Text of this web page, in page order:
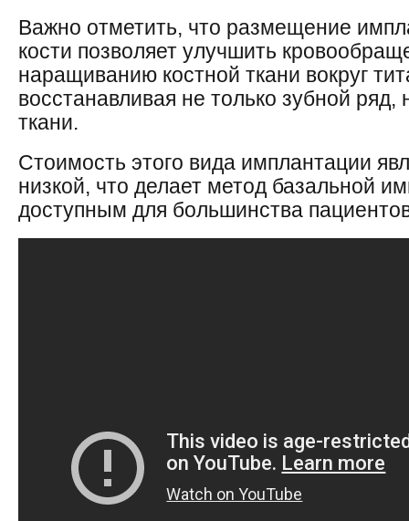
Важно отметить, что размещение
кости позволяет улучшить
наращиванию костной ткани вокруг
восстанавливая не только зубной
ткани.
Стоимость этого вида имплантации
низкой, что делает метод базальной
доступным для большинства